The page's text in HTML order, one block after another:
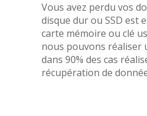
Vous avez perdu vos
disque dur ou SSD est
carte mémoire ou clé
nous pouvons réaliser
dans 90% des cas
récupération de